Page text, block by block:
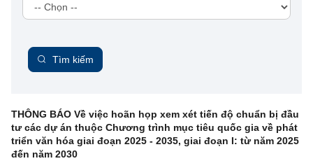
Tìm kiếm
THÔNG BÁO Về việc hoãn họp xem xét tiến độ chuẩn bị đầu
tư các dự án thuộc Chương trình mục tiêu quốc gia về phát
triển văn hóa giai đoạn 2025 - 2035, giai đoạn I: từ năm 2025
đến năm 2030